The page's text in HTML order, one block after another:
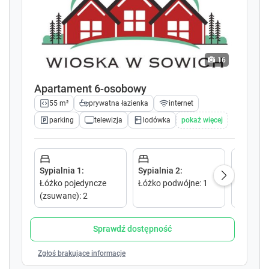
s
e
q
u
e
t
o
n
m
a
k
P
r
s
s
t
e
u
e
i
o
m
a
r
16
Apartament 6-osobowy
55 m² prywatna łazienka
internet
parking
telewizja lodówka pokaż więcej
Sypialnia 1:
Łóżko pojedyncze
(zsuwane):2
Sypialnia 2:
Łóżko podwójne: 1
Sprawdź dostępność
Zgłoś brakujące informacje